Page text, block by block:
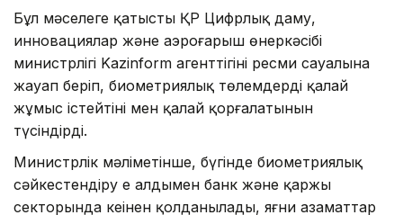
Бұл мәселеге қатысты ҚР Цифрлық даму,
инновациялар және аэроғарыш өнеркәсібі
министрлігі Kazinform агенттігінің ресми сауалына
жауап беріп, биометриялық төлемдердің қалай
жұмыс істейтіні мен қалай қорғалатынын
түсіндірді.
Министрлік мәліметінше, бүгінде биометриялық
сәйкестендіру ең алдымен банк және қаржы
секторында кеңінен қолданылады, яғни азаматтар